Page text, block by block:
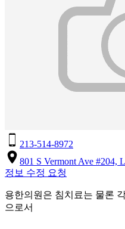
213-514-8972
801 S Vermont Ave #204,
정보 수정 요청
용한의원은 침치료는 물론
으로서